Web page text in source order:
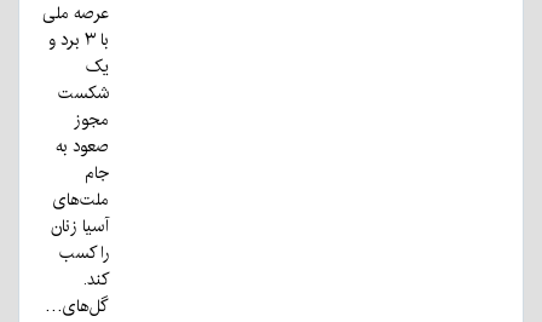
عرصه ملی
با ۳ برد و
یک
شکست
مجوز
صعود به
جام
ملت‌های
آسیا زنان
را کسب
کند.
گل‌های…